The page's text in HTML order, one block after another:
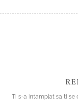
Ti s-a intamplat sa ti se